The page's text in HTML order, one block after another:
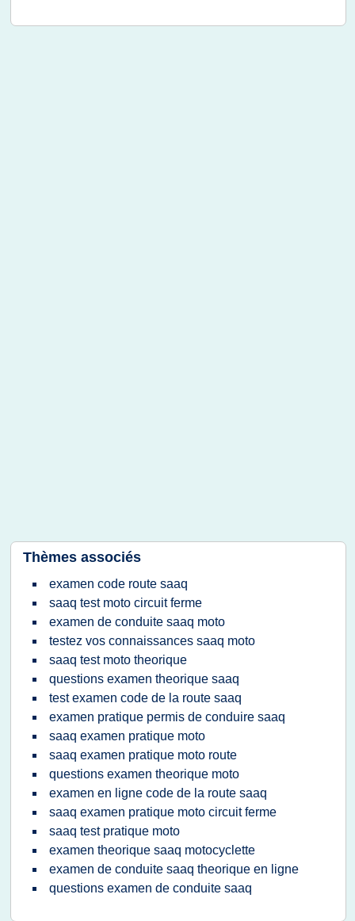
Thèmes associés
examen code route saaq
saaq test moto circuit ferme
examen de conduite saaq moto
testez vos connaissances saaq moto
saaq test moto theorique
questions examen theorique saaq
test examen code de la route saaq
examen pratique permis de conduire saaq
saaq examen pratique moto
saaq examen pratique moto route
questions examen theorique moto
examen en ligne code de la route saaq
saaq examen pratique moto circuit ferme
saaq test pratique moto
examen theorique saaq motocyclette
examen de conduite saaq theorique en ligne
questions examen de conduite saaq